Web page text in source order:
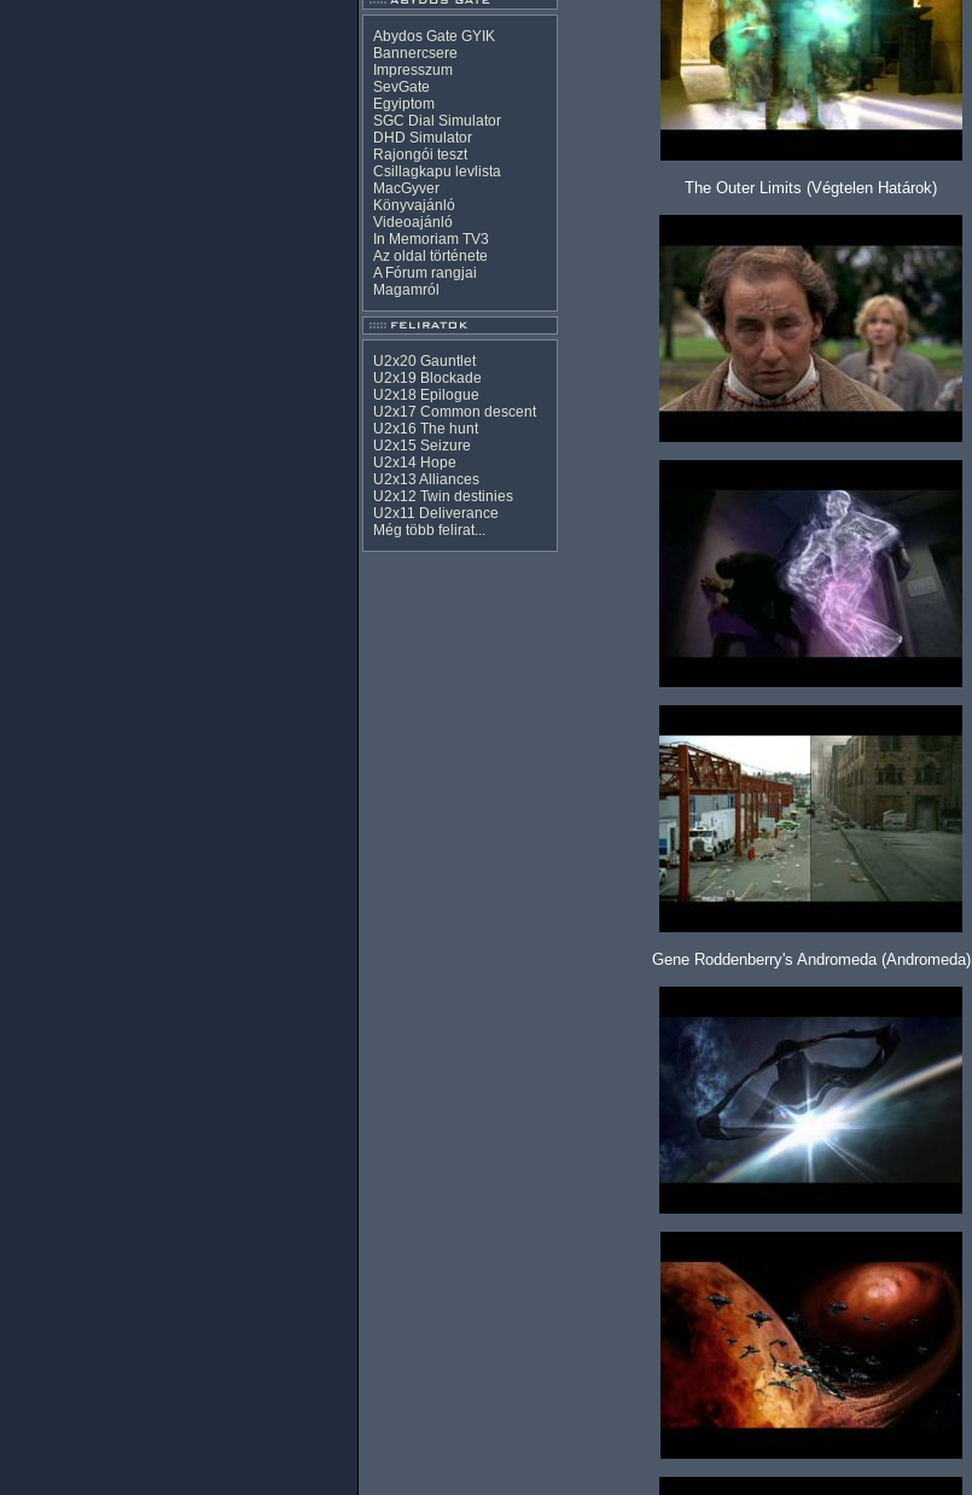
Abydos Gate GYIK
Bannercsere
Impresszum
SevGate
Egyiptom
SGC Dial Simulator
DHD Simulator
Rajongói teszt
Csillagkapu levlista
MacGyver
Könyvajánló
Videoajánló
In Memoriam TV3
Az oldal története
A Fórum rangjai
Magamról
U2x20 Gauntlet
U2x19 Blockade
U2x18 Epilogue
U2x17 Common descent
U2x16 The hunt
U2x15 Seizure
U2x14 Hope
U2x13 Alliances
U2x12 Twin destinies
U2x11 Deliverance
Még több felirat...
The Outer Limits (Végtelen Határok)
Gene Roddenberry's Andromeda (Andromeda)